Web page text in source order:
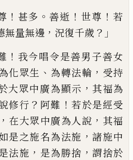
！ 甚多 。 善逝 ！ 世尊 ！ 若
無量無邊 ， 況復千歲 ？」
！ 我今唱令是善男子善女
化眾生 、 為轉法輪 ， 受持
大眾中廣為顯示 ， 其福為
修行 ？ 阿難 ！ 若於是經受
， 在大眾中廣為人說 ， 其福
是之施名為法施 ， 諸施中
法施 ， 是為勝捨 ， 謂捨於